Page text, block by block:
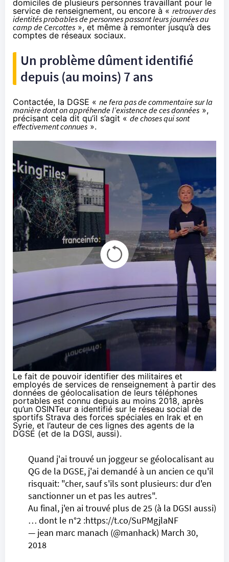
domiciles de plusieurs personnes travaillant pour le
service de renseignement, ou encore à « retrouver des
identités probables de personnes passant leurs journées au
camp de Cercottes », et même à remonter jusqu’à des
comptes de réseaux sociaux.
Un problème dûment identifié
depuis (au moins) 7 ans
Contactée, la DGSE « ne fera pas de commentaire sur la
manière dont on appréhende l’existence de ces données »,
précisant cela dit qu’il s’agit « de choses qui sont
effectivement connues ».
Le fait de pouvoir identifier des militaires et
employés de services de renseignement à partir des
données de géolocalisation de leurs téléphones
portables est connu depuis au moins 2018, après
qu’un OSINTeur a identifié sur le réseau social de
sportifs Strava des forces spéciales en Irak et en
Syrie, et l’auteur de ces lignes des agents de la
DGSE (et de la DGSI, aussi).
Quand j'ai trouvé un joggeur se géolocalisant au
QG de la DGSE, j'ai demandé à un ancien ce qu'il
risquait: "cher, sauf s'ils sont plusieurs: dur d'en
sanctionner un et pas les autres".
Au final, j'en ai trouvé plus de 25 (à la DGSI aussi)
… dont le n°2 :https://t.co/SuPMgjlaNF
— jean marc manach (@manhack) March 30,
2018